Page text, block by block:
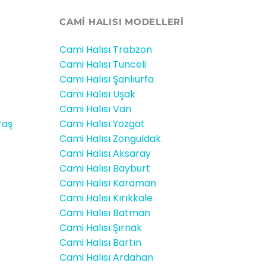
CAMİ HALISI MODELLERI
Cami Halısı Trabzon
Cami Halısı Tunceli
Cami Halısı Şanlıurfa
Cami Halısı Uşak
Cami Halısı Van
Cami Halısı Yozgat
Cami Halısı Zonguldak
Cami Halısı Aksaray
Cami Halısı Bayburt
Cami Halısı Karaman
Cami Halısı Kırıkkale
Cami Halısı Batman
Cami Halısı Şırnak
Cami Halısı Bartın
Cami Halısı Ardahan